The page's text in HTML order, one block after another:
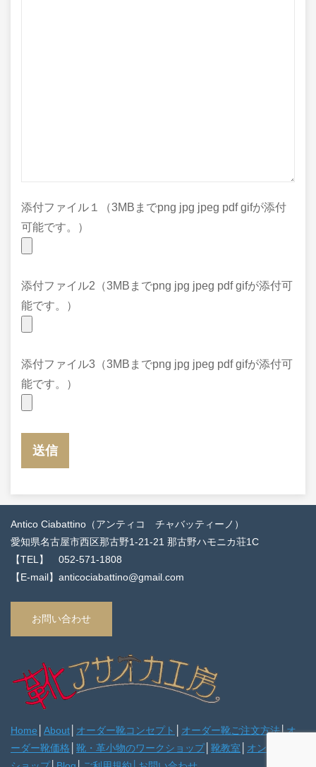
添付ファイル１（3MBまでpng jpg jpeg pdf gifが添付
可能です。）
添付ファイル2（3MBまでpng jpg jpeg pdf gifが添付可
能です。）
添付ファイル3（3MBまでpng jpg jpeg pdf gifが添付可
能です。）
Antico Ciabattino（アンティコ チャバッティーノ）
愛知県名古屋市西区那古野1-21-21 那古野ハモニカ荘1C
【TEL】 052-571-1808
【E-mail】anticociabattino@gmail.com
お問い合わせ
Home About オーダー靴コンセプト オーダー靴ご注文方法│オ
ーダー靴価格
靴・革小物のワークショップ│ 靴教室
オンライン